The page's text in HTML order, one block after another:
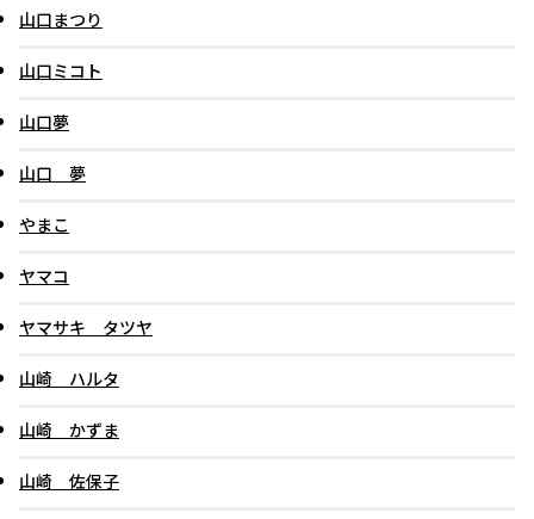
山口まつり
山口ミコト
山口夢
山口 夢
やまこ
ヤマコ
ヤマサキ タツヤ
山崎 ハルタ
山崎 かずま
山崎 佐保子